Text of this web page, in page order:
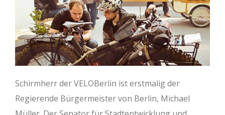
Schirmherr der VELOBerlin ist erstmalig der
Regierende Bürgermeister von Berlin, Michael